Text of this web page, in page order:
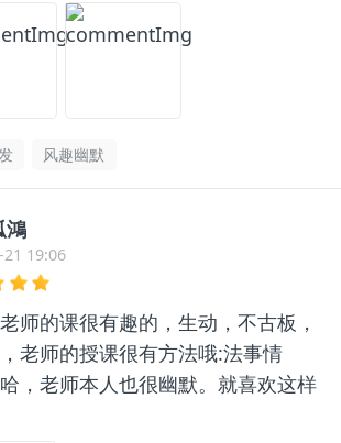
风趣幽默
鴻
19:06
师的课很有趣的，生动，不古板，
老师的授课很有方法哦:法事情
，老师本人也很幽默。就喜欢这样
老师哦。